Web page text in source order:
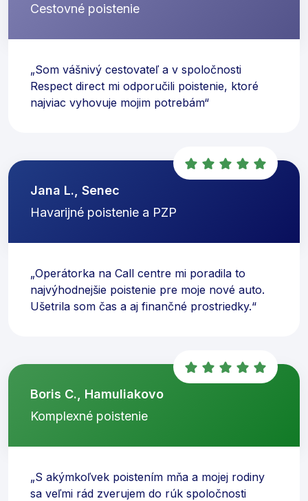
Cestovné poistenie
„Som vášnivý cestovateľ a v spoločnosti
Respect direct mi odporučili poistenie, ktoré
najviac vyhovuje mojim potrebám“
Jana L., Senec
Havarijné poistenie a PZP
„Operátorka na Call centre mi poradila to
najvýhodnejšie poistenie pre moje nové auto.
Ušetrila som čas a aj finančné prostriedky.“
Boris C., Hamuliakovo
Komplexné poistenie
„S akýmkoľvek poistením mňa a mojej rodiny
sa veľmi rád zverujem do rúk spoločnosti